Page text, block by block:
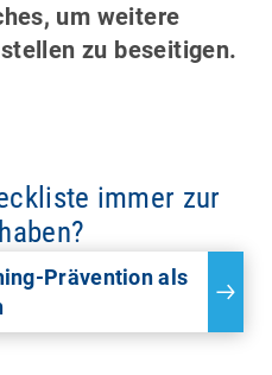
um weitere
zu beseitigen.
immer zur
Prävention als